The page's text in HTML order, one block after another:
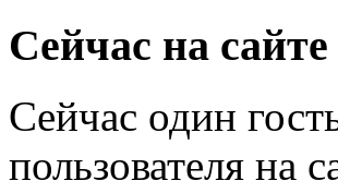
Сейчас на сайте
Сейчас один
пользователя на